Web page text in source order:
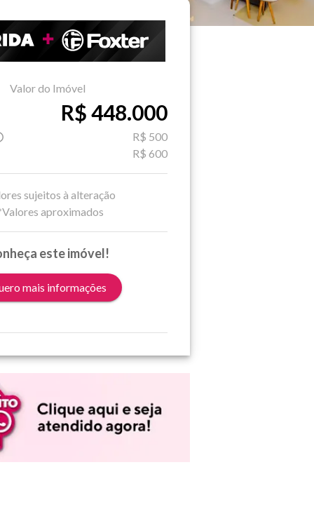
Valor do Imóvel
R$ 448.000
R$ 500
R$ 600
sujeitos à alteração
aproximados
este imóvel!
mais informações